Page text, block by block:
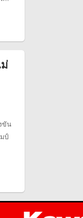
ขัน
ป์